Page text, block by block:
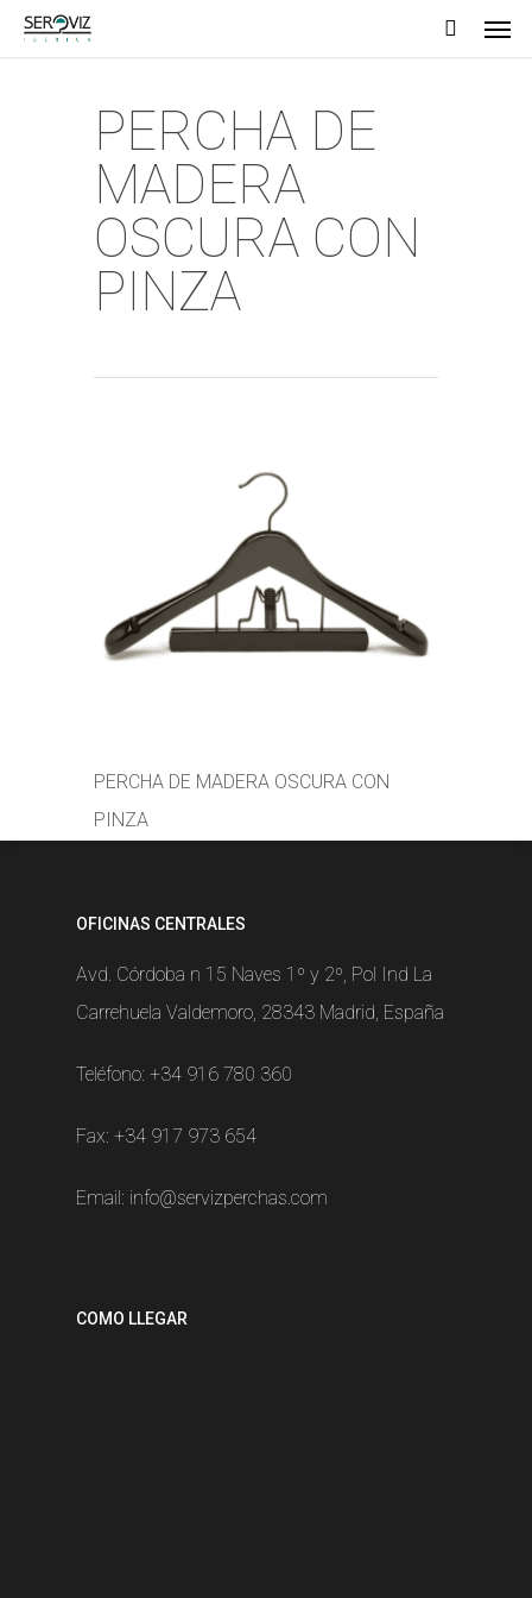
Skip
PERCHA DE
MADERA
OSCURA CON
PINZA
PERCHA DE MADERA OSCURA CON
PINZA
OFICINAS CENTRALES
Avd. Córdoba n 15 Naves 1º y 2º, Pol Ind La
Carrehuela Valdemoro, 28343 Madrid, España
Teléfono: +34 916 780 360
Fax: +34 917 973 654
Email: info@servizperchas.com
COMO LLEGAR